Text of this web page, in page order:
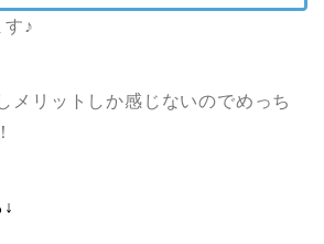
す♪
メリットしか感じないのでめっち